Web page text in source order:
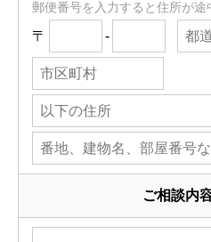
郵便番号を入力すると住所が
〒 -
ご相談内